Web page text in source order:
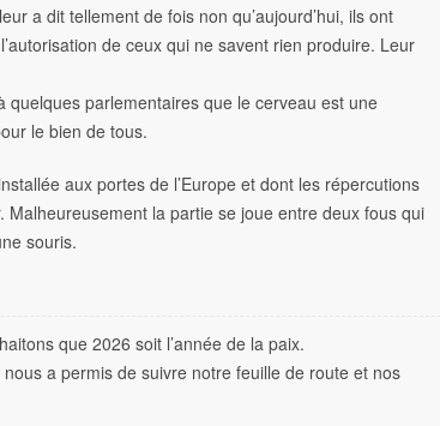
a dit tellement de fois non qu’aujourd’hui, ils ont
de ceux qui ne savent rien produire. Leur
quelques parlementaires que le cerveau est une
le bien de tous.
aux portes de l’Europe et dont les répercutions
la partie se joue entre deux fous qui
souris.
que 2026 soit l’année de la paix.
a permis de suivre notre feuille de route et nos